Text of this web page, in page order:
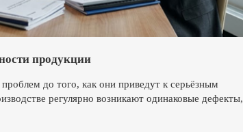
продукции
до того, как они приведут к серьёзным
регулярно возникают одинаковые дефекты,